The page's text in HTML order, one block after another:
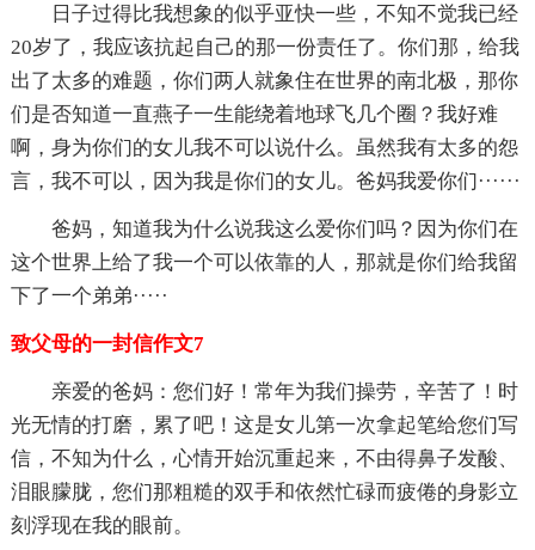
日子过得比我想象的似乎亚快一些，不知不觉我已经
20岁了，我应该抗起自己的那一份责任了。你们那，给我
出了太多的难题，你们两人就象住在世界的南北极，那你
们是否知道一直燕子一生能绕着地球飞几个圈？我好难
啊，身为你们的女儿我不可以说什么。虽然我有太多的怨
言，我不可以，因为我是你们的女儿。爸妈我爱你们······
爸妈，知道我为什么说我这么爱你们吗？因为你们在
这个世界上给了我一个可以依靠的人，那就是你们给我留
下了一个弟弟·····
致父母的一封信作文7
亲爱的爸妈：您们好！常年为我们操劳，辛苦了！时
光无情的打磨，累了吧！这是女儿第一次拿起笔给您们写
信，不知为什么，心情开始沉重起来，不由得鼻子发酸、
泪眼朦胧，您们那粗糙的双手和依然忙碌而疲倦的身影立
刻浮现在我的眼前。